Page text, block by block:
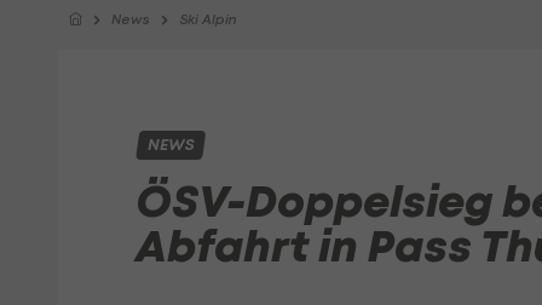
News Ski Alpin
NEWS
ÖSV-Doppelsieg
Abfahrt in Pass